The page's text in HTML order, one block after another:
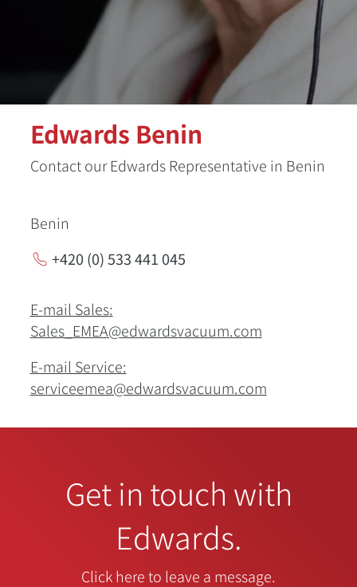
Edwards Benin
Contact our Edwards Representative in Benin
Benin
+420 (0) 533 441 045
E-mail Sales:
Sales_EMEA@edwardsvacuum.com
E-mail Service:
serviceemea@edwardsvacuum.com
Get in touch with
Edwards.
Click here to leave a message.